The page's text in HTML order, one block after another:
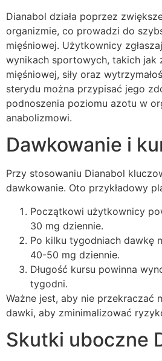
Dianabol działa poprzez
organizmie, co prowadzi do
mięśniowej. Użytkownicy
wynikach sportowych, takich jak
mięśniowej, siły oraz
sterydu można przypisać jego
podnoszenia poziomu azotu w
anabolizmowi.
Dawkowanie i
Przy stosowaniu Dianabol
dawkowanie. Oto przykładowy
Początkowi użytkownicy
30 mg dziennie.
Po kilku tygodniach dawkę
40-50 mg dziennie.
Długość kursu powinna
tygodni.
Ważne jest, aby nie przekraczać
dawki, aby zminimalizować
Skutki uboczne